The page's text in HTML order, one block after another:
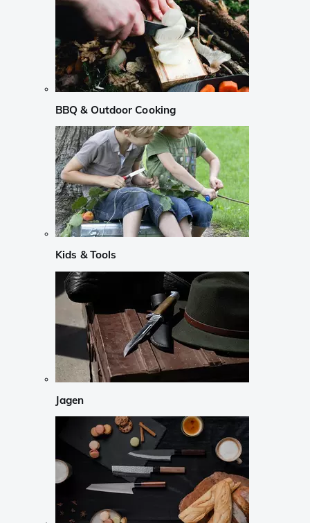
BBQ & Outdoor Cooking
Kids & Tools
Jagen